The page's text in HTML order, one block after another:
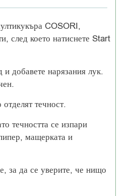
COSORI,
след което натиснете Start
добавете нарязания лук.
течност.
течността се изпари
мащерката и
за да се уверите, че нищо